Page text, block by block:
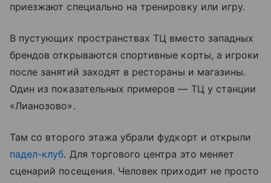
приезжают специально на тренировку или игру.
В пустующих пространствах ТЦ вместо западных
брендов открываются спортивные корты, а игроки
после занятий заходят в рестораны и магазины.
Один из показательных примеров — ТЦ у станции
«Лианозово».
Там со второго этажа убрали фудкорт и открыли
падел-клуб. Для торгового центра это меняет
сценарий посещения. Человек приходит не просто